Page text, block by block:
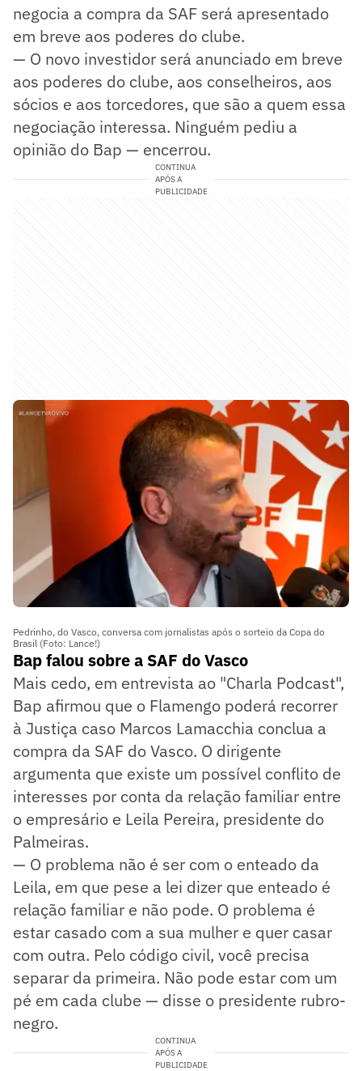
negocia a compra da SAF será apresentado
em breve aos poderes do clube.
— O novo investidor será anunciado em breve
aos poderes do clube, aos conselheiros, aos
sócios e aos torcedores, que são a quem essa
negociação interessa. Ninguém pediu a
opinião do Bap — encerrou.
CONTINUA
APÓS A
PUBLICIDADE
Pedrinho, do Vasco, conversa com jornalistas após o sorteio da Copa do
Brasil (Foto: Lance!)
Bap falou sobre a SAF do Vasco
Mais cedo, em entrevista ao "Charla Podcast",
Bap afirmou que o Flamengo poderá recorrer
à Justiça caso Marcos Lamacchia conclua a
compra da SAF do Vasco. O dirigente
argumenta que existe um possível conflito de
interesses por conta da relação familiar entre
o empresário e Leila Pereira, presidente do
Palmeiras.
— O problema não é ser com o enteado da
Leila, em que pese a lei dizer que enteado é
relação familiar e não pode. O problema é
estar casado com a sua mulher e quer casar
com outra. Pelo código civil, você precisa
separar da primeira. Não pode estar com um
pé em cada clube — disse o presidente rubro-
negro.
CONTINUA
APÓS A
PUBLICIDADE